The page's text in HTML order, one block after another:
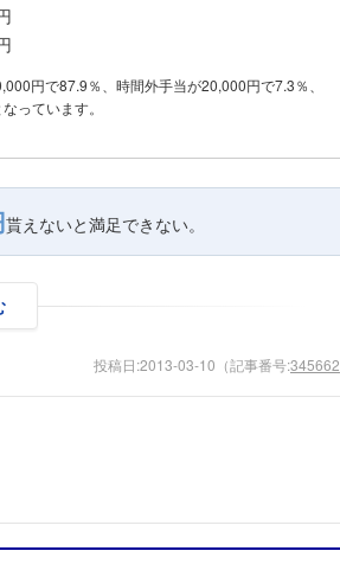
円で87.9％、時間外手当が20,000円で7.3％、
っています。
貰えないと満足できない。
投稿日:2013-03-10 （記事番号:345662